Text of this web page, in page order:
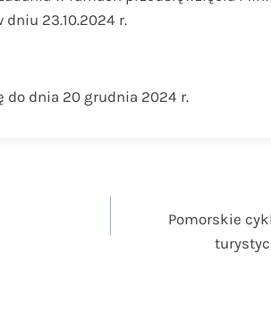
dniu 23.10.2024 r.
do dnia 20 grudnia 2024 r.
Pomorskie